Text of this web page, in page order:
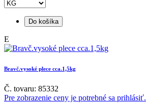
Do košíka
E
Bravč.vysoké plece cca.1,5kg
Č. tovaru: 85332
Pre zobrazenie ceny je potrebné sa prihlásiť.